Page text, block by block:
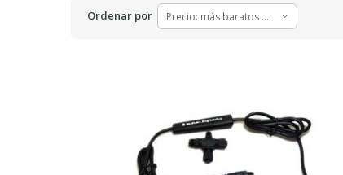
Ordenar por Precio: más baratos primero